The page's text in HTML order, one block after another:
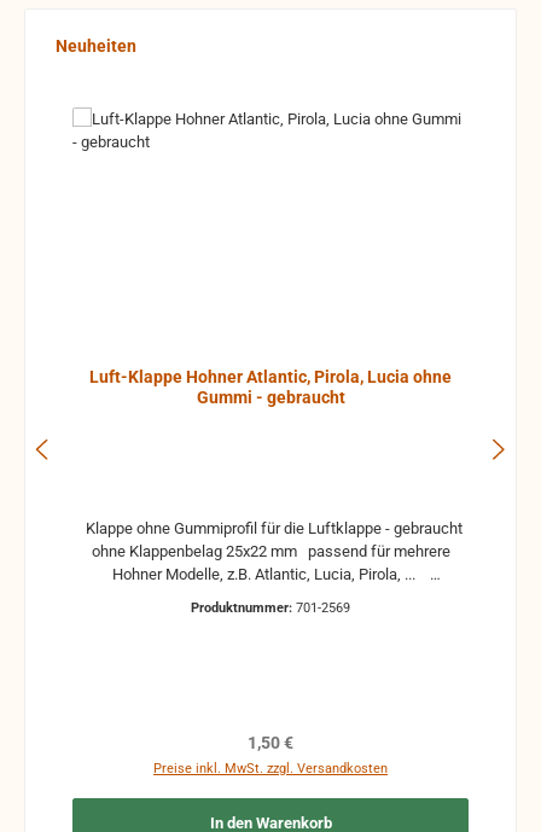
Produktgalerie überspringen
Neuheiten
Luft-Klappe Hohner Atlantic, Pirola, Lucia ohne
Gummi - gebraucht
ohne Klappenbelag 25x22 mm passend für mehrere
Hohner Modelle, z.B. Atlantic, Lucia, Pirola, ...
gebrauchte Teile können optische Beschädigungen
Funktion nicht mehr gewährleistet werden und die
Produktnummer: 701-2569
Regulärer Preis:
1,50 €
Preise inkl. MwSt. zzgl. Versandkosten
In den Warenkorb